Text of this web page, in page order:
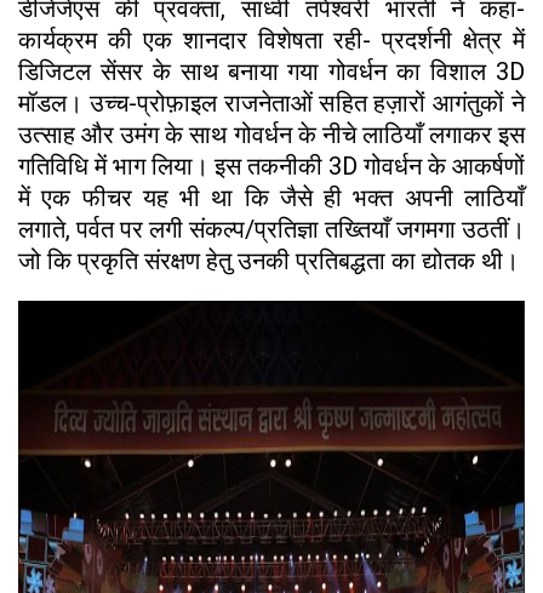
डीजेजेएस की प्रवक्ता, साध्वी तपेश्वरी भारती ने कहा-
कार्यक्रम की एक शानदार विशेषता रही- प्रदर्शनी क्षेत्र में
डिजिटल सेंसर के साथ बनाया गया गोवर्धन का विशाल 3D
मॉडल। उच्च-प्रोफ़ाइल राजनेताओं सहित हज़ारों आगंतुकों ने
उत्साह और उमंग के साथ गोवर्धन के नीचे लाठियाँ लगाकर इस
गतिविधि में भाग लिया। इस तकनीकी 3D गोवर्धन के आकर्षणों
में एक फीचर यह भी था कि जैसे ही भक्त अपनी लाठियाँ
लगाते, पर्वत पर लगी संकल्प/प्रतिज्ञा तख्तियाँ जगमगा उठतीं।
जो कि प्रकृति संरक्षण हेतु उनकी प्रतिबद्धता का द्योतक थी।